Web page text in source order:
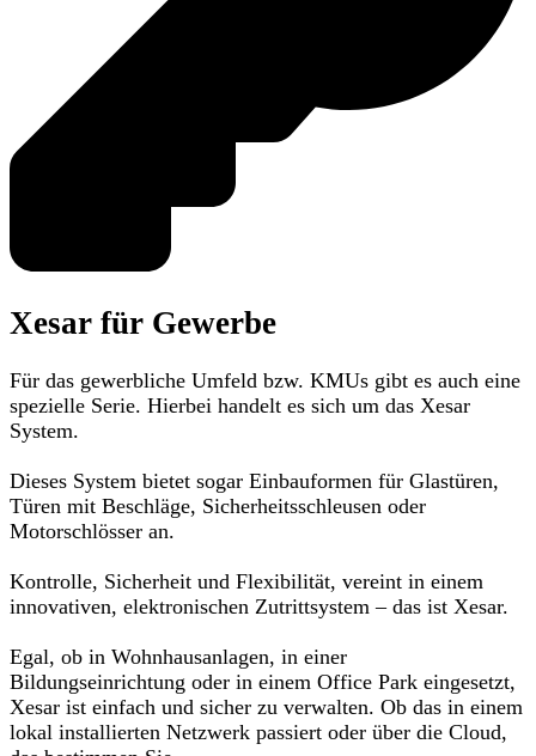
Xesar für Gewerbe
Für das gewerbliche Umfeld bzw. KMUs gibt es auch eine
spezielle Serie. Hierbei handelt es sich um das Xesar
System.
Dieses System bietet sogar Einbauformen für Glastüren,
Türen mit Beschläge, Sicherheitsschleusen oder
Motorschlösser an.
Kontrolle, Sicherheit und Flexibilität, vereint in einem
innovativen, elektronischen Zutrittsystem – das ist Xesar.
Egal, ob in Wohnhausanlagen, in einer
Bildungseinrichtung oder in einem Office Park eingesetzt,
Xesar ist einfach und sicher zu verwalten. Ob das in einem
lokal installierten Netzwerk passiert oder über die Cloud,